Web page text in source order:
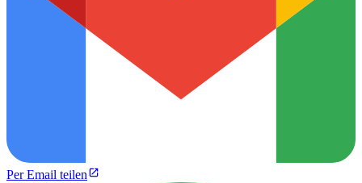
Per Email teilen